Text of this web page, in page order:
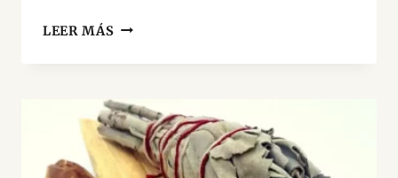
LEER MÁS AMULETOS
LA
ENVIDIA:
¿CUÁL
ES